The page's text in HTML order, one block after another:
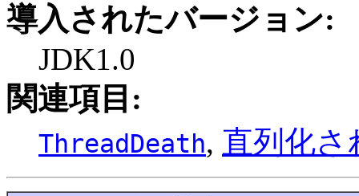
導入されたバージョン:
JDK1.0
関連項目:
ThreadDeath, 直列化さ